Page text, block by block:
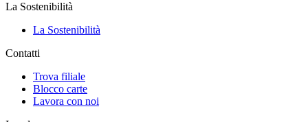
La Sostenibilità
La Sostenibilità
Contatti
Trova filiale
Blocco carte
Lavora con noi